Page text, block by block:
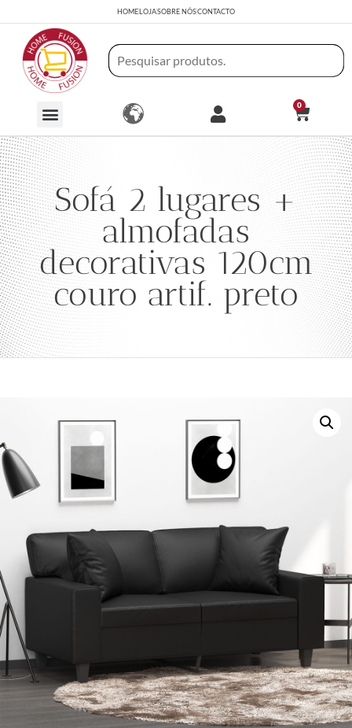
HOMELOJASOBRE NÓSCONTACTO
0
Sofá 2 lugares +
almofadas
decorativas 120cm
couro artif. preto